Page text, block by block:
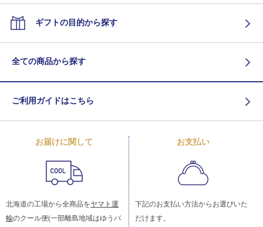
ギフトの目的から探す
全ての商品から探す
ご利用ガイドはこちら
お届けに関して
北海道の工場から全商品をヤマト運
輸のクール便(一部離島地域はゆうパ
お支払い
下記のお支払い方法からお選びいた
だけます。